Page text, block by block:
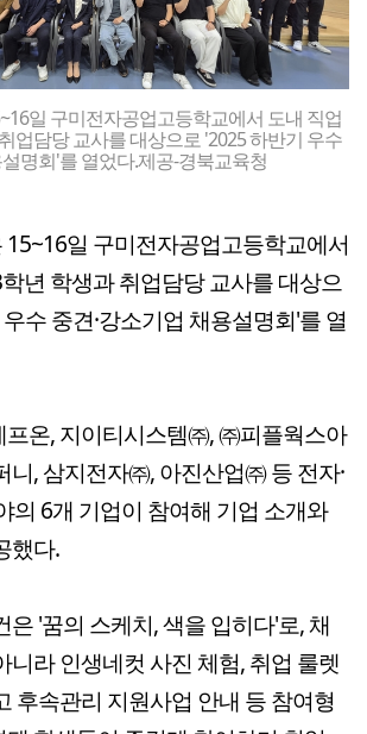
일 구미전자공업고등학교에서 도내 직업
업담당 교사를 대상으로 '2025 하반기 우수
명회'를 열었다.제공-경북교육청
일 구미전자공업고등학교에서
년 학생과 취업담당 교사를 대상으
수 중견·강소기업 채용설명회'를 열
온, 지이티시스템㈜, ㈜피플웍스아
니, 삼지전자㈜, 아진산업㈜ 등 전자·
의 6개 기업이 참여해 기업 소개와
했다.
은 '꿈의 스케치, 색을 입히다'로, 채
니라 인생네컷 사진 체험, 취업 룰렛
후속관리 지원사업 안내 등 참여형